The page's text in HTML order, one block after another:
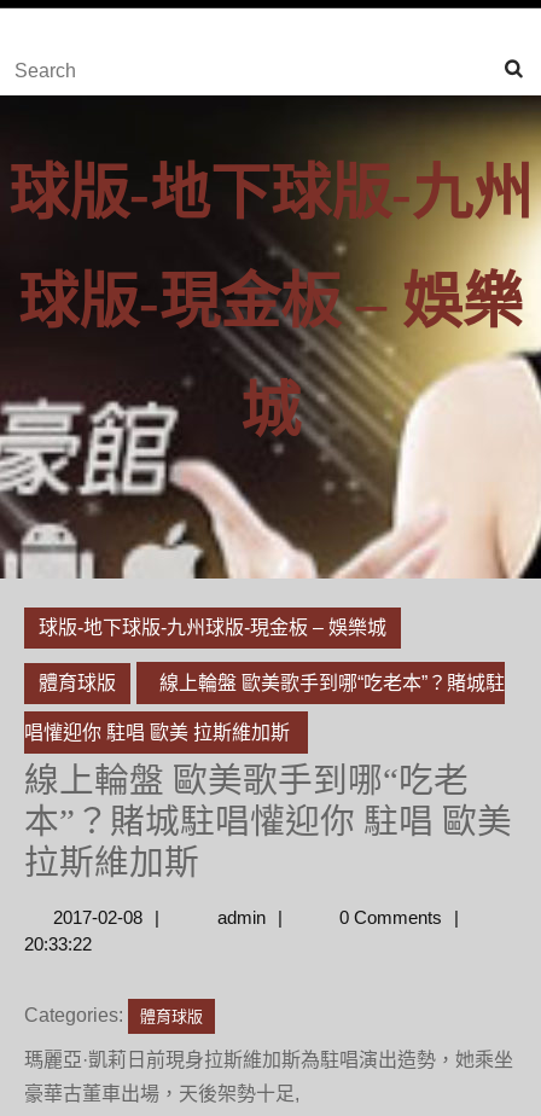
Search
for:
球版-地下球版-九州
球版-現金板 – 娛樂
城
球版-地下球版-九州球版-現金板 – 娛樂城
體育球版 線上輪盤 歐美歌手到哪“吃老本”？賭城駐
唱懽迎你 駐唱 歐美 拉斯維加斯
線上輪盤 歐美歌手到哪“吃老
本”？賭城駐唱懽迎你 駐唱 歐美
拉斯維加斯
2017-02-08
2017-admin admin0 Comments
20:33:22
Categories: 體育球版
瑪麗亞·凱莉日前現身拉斯維加斯為駐唱演出造勢，她乘坐
豪華古董車出場，天後架勢十足,